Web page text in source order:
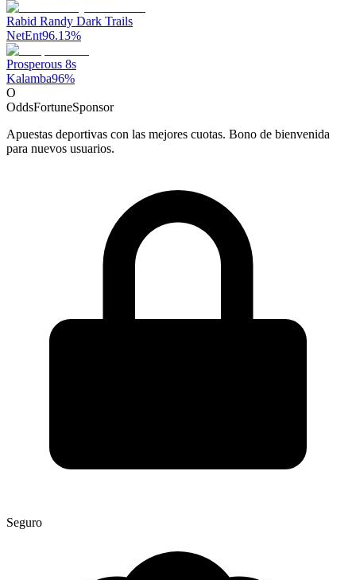
Rabid Randy Dark Trails
NetEnt96.13%
Prosperous 8s
Kalamba96%
O
OddsFortuneSponsor
Apuestas deportivas con las mejores cuotas. Bono de bienvenida
para nuevos usuarios.
Seguro